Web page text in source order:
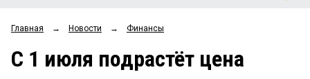
ОБЩЕСТВО
ЗАКОН Рейтинги
Главная → Новости → Финансы
С 1 июля подрастёт цена